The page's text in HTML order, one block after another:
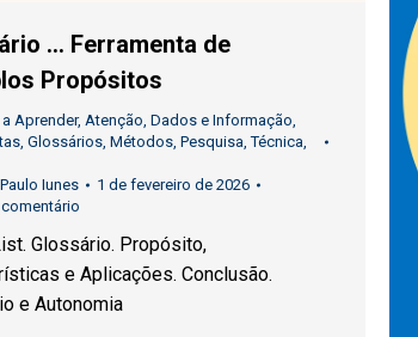
… Ferramenta de
Propósitos
Aprender, Atenção, Dados e Informação,
, Glossários, Métodos, Pesquisa,Técnica,
Iunes
1 de fevereiro de 2026
Glossário. Propósito,
e Aplicações. Conclusão.
e Autonomia